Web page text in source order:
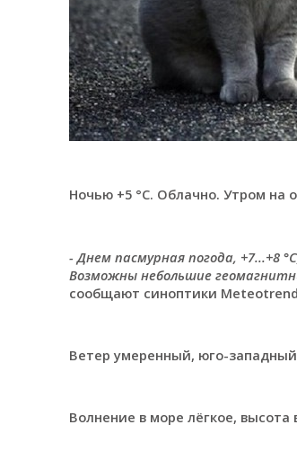
Ночью +5 °C. Облачно. Утром на
- Днем пасмурная погода, +7...+8
Возможны небольшие
сообщают синоптики
Ветер умеренный, юго-
Волнение в море лёгкое, высота